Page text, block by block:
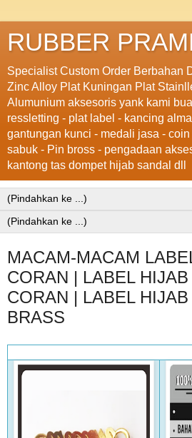
RUBBER
Specialist Custom Order Berbahan
Zinc Alloy Plat Kuningan Plat
Alumunium aksesoris yank kami
ressletting - plat label - kancing
gantungan kunci - medali jasa -
sabuk - Pin bross - pengadaan
kantong tas dompet hijab sandal dll
MACAM-MACAM
CORAN | LABEL
CORAN | LABEL
BRASS